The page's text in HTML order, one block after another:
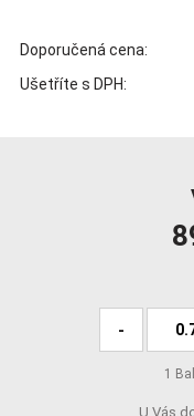
Doporučená cena:
Ušetříte s DPH:
-
1
U Vás